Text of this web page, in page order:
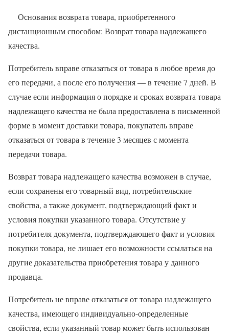
Основания возврата товара, приобретенного
дистанционным способом: Возврат товара надлежащего
качества.
Потребитель вправе отказаться от товара в любое время до
его передачи, а после его получения — в течение 7 дней. В
случае если информация о порядке и сроках возврата товара
надлежащего качества не была предоставлена в письменной
форме в момент доставки товара, покупатель вправе
отказаться от товара в течение 3 месяцев с момента
передачи товара.
Возврат товара надлежащего качества возможен в случае,
если сохранены его товарный вид, потребительские
свойства, а также документ, подтверждающий факт и
условия покупки указанного товара. Отсутствие у
потребителя документа, подтверждающего факт и условия
покупки товара, не лишает его возможности ссылаться на
другие доказательства приобретения товара у данного
продавца.
Потребитель не вправе отказаться от товара надлежащего
качества, имеющего индивидуально-определенные
свойства, если указанный товар может быть использован